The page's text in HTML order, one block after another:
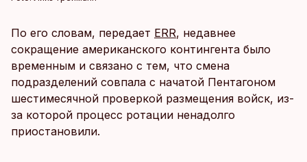
По его словам, передает ERR, недавнее
сокращение американского контингента было
временным и связано с тем, что смена
подразделений совпала с начатой Пентагоном
шестимесячной проверкой размещения войск, из-
за которой процесс ротации ненадолго
приостановили.